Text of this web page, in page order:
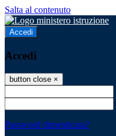
Salta al contenuto
Accedi
Accedi
button close ×
Password dimenticata?